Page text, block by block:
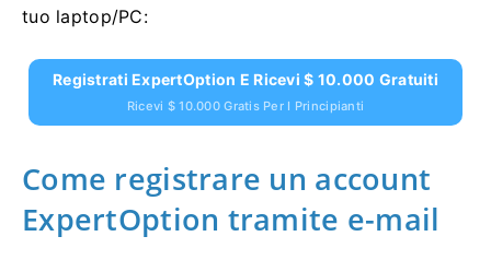
tuo laptop/PC:
Registrati ExpertOption E Ricevi $ 10.000 Gratuiti
Ricevi $ 10.000 Gratis Per I Principianti
Come registrare un account
ExpertOption tramite e-mail